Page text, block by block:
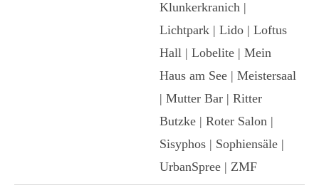
Klunkerkranich |
Lichtpark | Lido | Loftus
Hall | Lobelite | Mein
Haus am See | Meistersaal
| Mutter Bar | Ritter
Butzke | Roter Salon |
Sisyphos | Sophiensäle |
UrbanSpree | ZMF